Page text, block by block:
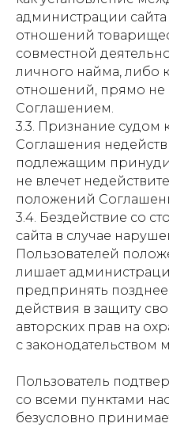
администрации
отношений
совместной
личного найма, либо
отношений, прямо не
Соглашением.
3.3. Признание судом
Соглашения
подлежащим
не влечет
положений
3.4. Бездействие со
сайта в случае
Пользователей
лишает
предпринять
действия в защиту
авторских прав на
с законодательством
Пользователь
со всеми пунктами
безусловно